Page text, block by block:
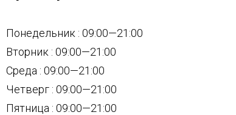
Понедельник : 09:00—21:00
Вторник : 09:00—21:00
Среда : 09:00—21:00
Четверг : 09:00—21:00
Пятница : 09:00—21:00